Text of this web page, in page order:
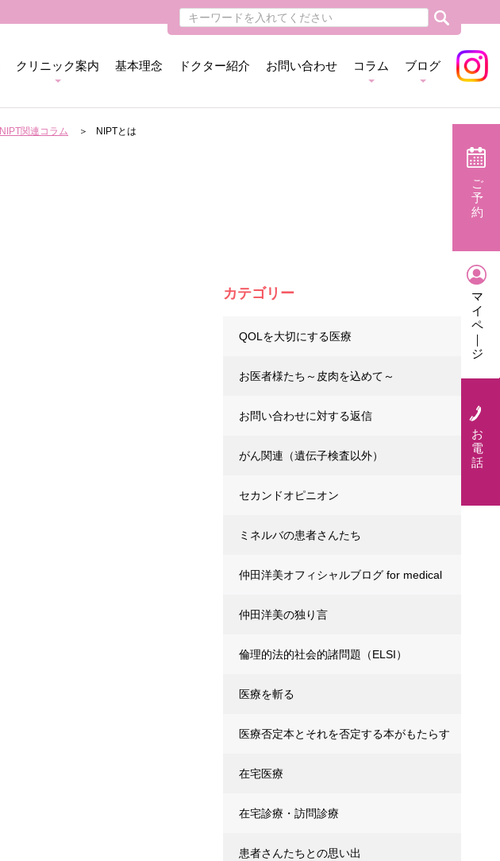
クリニック案内 基本理念 ドクター紹介 お問い合わせ コラム ブログ
NIPT関連コラム NIPTとは
カテゴリー
QOLを大切にする医療
お医者様たち～皮肉を込めて～
お問い合わせに対する返信
がん関連（遺伝子検査以外）
セカンドオピニオン
ミネルバの患者さんたち
仲田洋美オフィシャルブログ for medical
仲田洋美の独り言
倫理的法的社会的諸問題（ELSI）
医療を斬る
医療否定本とそれを否定する本がもたらす
混乱～中庸のすすめ～
在宅医療
在宅診療・訪問診療
患者さんたちとの思い出
ご
予
約
マ
イ
ペ
｜
ジ
お
電
話